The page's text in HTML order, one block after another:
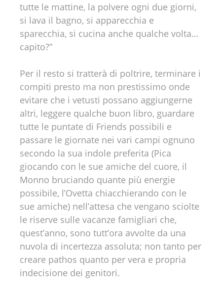
tutte le mattine, la polvere ogni due giorni,
si lava il bagno, si apparecchia e
sparecchia, si cucina anche qualche volta…
capito?”
Per il resto si tratterà di poltrire, terminare i
compiti presto ma non prestissimo onde
evitare che i vetusti possano aggiungerne
altri, leggere qualche buon libro, guardare
tutte le puntate di Friends possibili e
passare le giornate nei vari campi ognuno
secondo la sua indole preferita (Pica
giocando con le sue amiche del cuore, il
Monno bruciando quante più energie
possibile, l’Ovetta chiacchierando con le
sue amiche) nell’attesa che vengano sciolte
le riserve sulle vacanze famigliari che,
quest’anno, sono tutt’ora avvolte da una
nuvola di incertezza assoluta; non tanto per
creare pathos quanto per vera e propria
indecisione dei genitori.